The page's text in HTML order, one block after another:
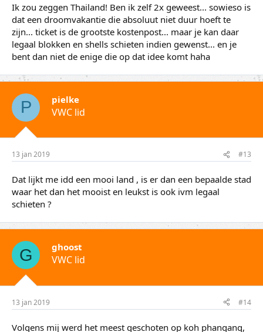
Ik zou zeggen Thailand! Ben ik zelf 2x geweest... sowieso is
dat een droomvakantie die absoluut niet duur hoeft te
zijn... ticket is de grootste kostenpost... maar je kan daar
legaal blokken en shells schieten indien gewenst... en je
bent dan niet de enige die op dat idee komt haha
P pielke
VWC lid
13 jan 2019 #13
Dat lijkt me idd een mooi land , is er dan een bepaalde stad
waar het dan het mooist en leukst is ook ivm legaal
schieten ?
G ghoost
VWC lid
13 jan 2019 #14
Volgens mij werd het meest geschoten op koh phangang,